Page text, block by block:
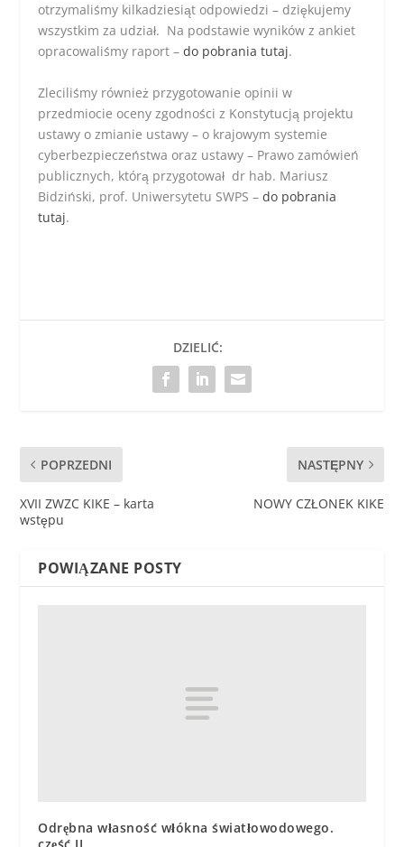
otrzymaliśmy kilkadziesiąt odpowiedzi – dziękujemy
wszystkim za udział. Na podstawie wyników z ankiet
opracowaliśmy raport –do pobrania tutaj.
Zleciliśmy również przygotowanie opinii w
przedmiocie oceny zgodności z Konstytucją projektu
ustawy o zmianie ustawy – o krajowym systemie
cyberbezpieczeństwa oraz ustawy – Prawo zamówień
publicznych, którą przygotował dr hab. Mariusz
Bidziński, prof. Uniwersytetu SWPS –do pobrania
tutaj.
DZIELIĆ:
POPRZEDNI
XVII ZWZC KIKE – karta
wstępu
NASTĘPNY
NOWY CZŁONEK KIKE
POWIĄZANE POSTY
Odrębna własność włókna światłowodowego.